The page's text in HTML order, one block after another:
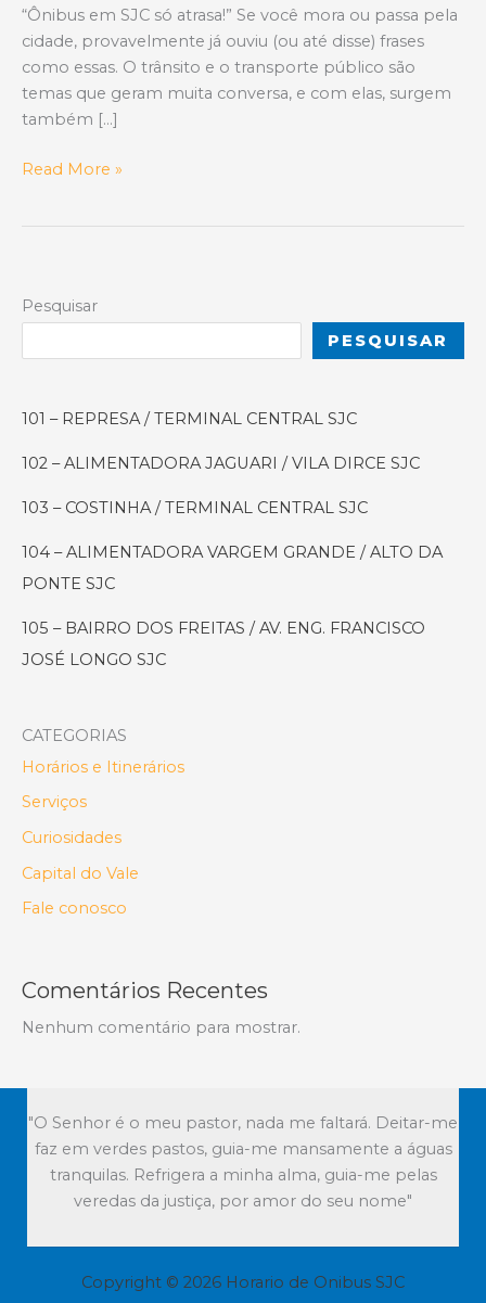
“Ônibus em SJC só atrasa!” Se você mora ou passa pela
cidade, provavelmente já ouviu (ou até disse) frases
como essas. O trânsito e o transporte público são
temas que geram muita conversa, e com elas, surgem
também […]
Desvendando
É
Verdade
o
Trânsito
o
Público
em
Read More »
Pesquisar
PESQUISAR
101 – REPRESA / TERMINAL CENTRAL SJC
102 – ALIMENTADORA JAGUARI / VILA DIRCE SJC
103 – COSTINHA / TERMINAL CENTRAL SJC
104 – ALIMENTADORA VARGEM GRANDE / ALTO DA
PONTE SJC
105 – BAIRRO DOS FREITAS / AV. ENG. FRANCISCO
JOSÉ LONGO SJC
CATEGORIAS
Horários e Itinerários
Serviços
Curiosidades
Capital do Vale
Fale conosco
Comentários Recentes
Nenhum comentário para mostrar.
"O Senhor é o meu pastor, nada me faltará. Deitar-me
faz em verdes pastos, guia-me mansamente a águas
tranquilas. Refrigera a minha alma, guia-me pelas
veredas da justiça, por amor do seu nome"
Copyright © 2026 Horario de Onibus SJC